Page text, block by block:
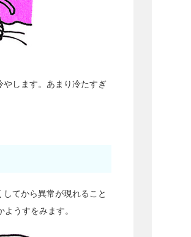
します。あまり冷たすぎ
てから異常が現れること
うすをみます。